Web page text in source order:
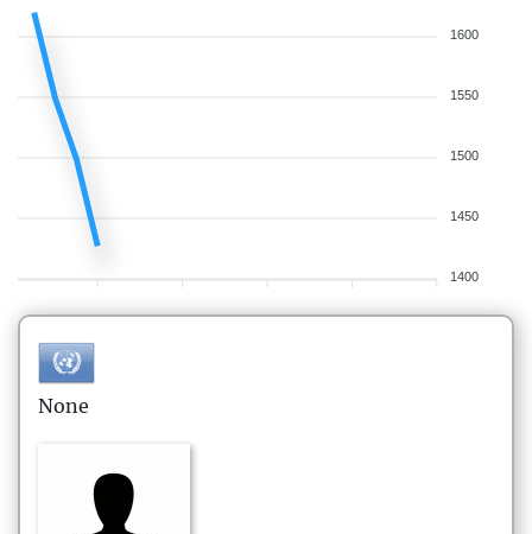
1600
1550
1500
1450
1400
None